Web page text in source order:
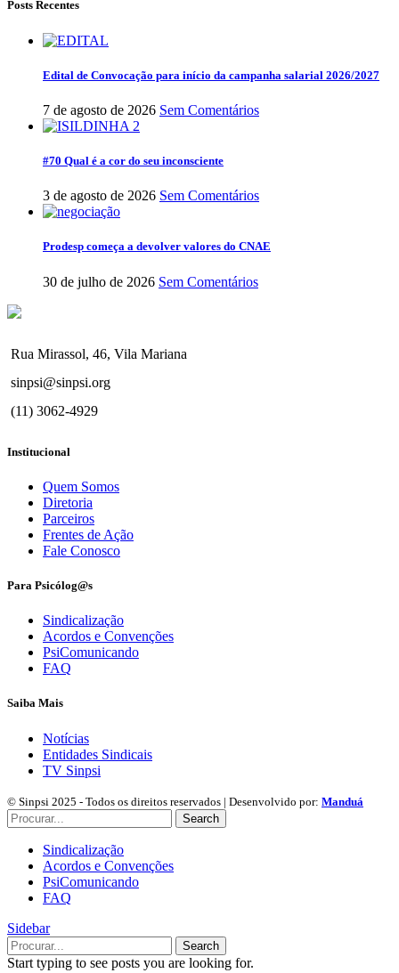
Posts Recentes
Edital de Convocação para início da campanha salarial 2026/2027
7 de agosto de 2026 Sem Comentários
#70 Qual é a cor do seu inconsciente
3 de agosto de 2026 Sem Comentários
Prodesp começa a devolver valores do CNAE
30 de julho de 2026 Sem Comentários
Rua Mirassol, 46, Vila Mariana
sinpsi@sinpsi.org
(11) 3062-4929
Institucional
Quem Somos
Diretoria
Parceiros
Frentes de Ação
Fale Conosco
Para Psicólog@s
Sindicalização
Acordos e Convenções
PsiComunicando
FAQ
Saiba Mais
Notícias
Entidades Sindicais
TV Sinpsi
© Sinpsi 2025 - Todos os direitos reservados | Desenvolvido por: Manduá
Search
Sindicalização
Acordos e Convenções
PsiComunicando
FAQ
Sidebar
Search
Start typing to see posts you are looking for.